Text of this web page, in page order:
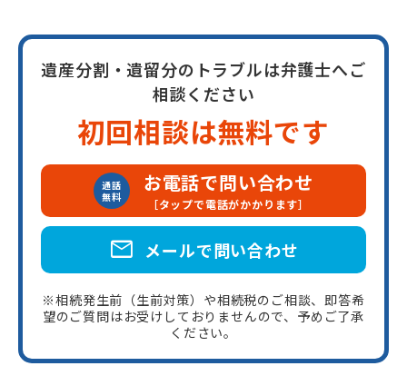
遺産分割・遺留分のトラブルは弁護士へご
相談ください
初回相談は無料です
通話
無料
お電話で問い合わせ
［タップで電話がかかります］
mail メールで問い合わせ
※相続発生前（生前対策）や相続税のご相談、即答希
望のご質問はお受けしておりませんので、予めご了承
ください。